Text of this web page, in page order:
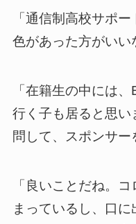
「通信制高校サポ
色があった方がいい
「在籍生の中には
行く子も居ると思
問して、スポンサー
「良いことだね。
まっているし、口